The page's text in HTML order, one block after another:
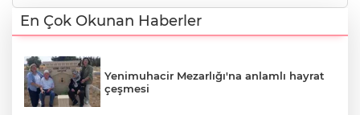
En Çok Okunan Haberler
Yenimuhacir Mezarlığı'na anlamlı hayrat
çeşmesi